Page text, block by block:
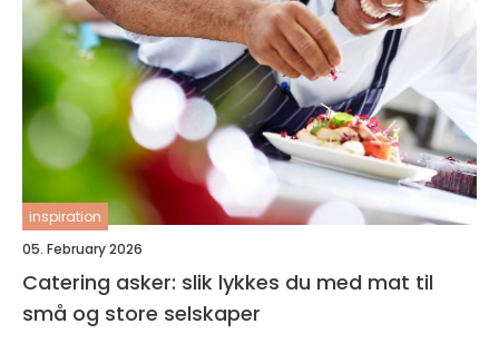
inspiration
05. February 2026
Catering asker: slik lykkes du med mat til
små og store selskaper